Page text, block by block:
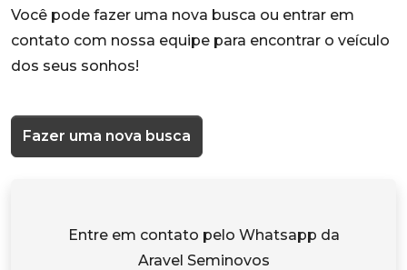
Você pode fazer uma nova busca ou entrar em
contato com nossa equipe para encontrar o veículo
dos seus sonhos!
Fazer uma nova busca
Entre em contato pelo Whatsapp da
Aravel Seminovos